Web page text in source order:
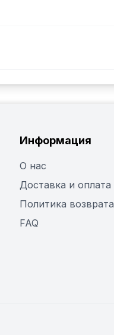
Информация
О нас
Доставка и оплата
Политика возврата
FAQ